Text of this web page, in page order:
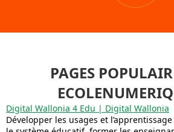
PAGES
Digital Wallonia 4 Edu | Digital Wallonia
Développer les usages et